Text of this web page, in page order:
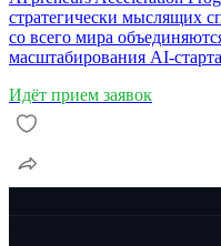
стратегически мыслящих
со всего мира
масштабирования AI-
Идёт прием заявок